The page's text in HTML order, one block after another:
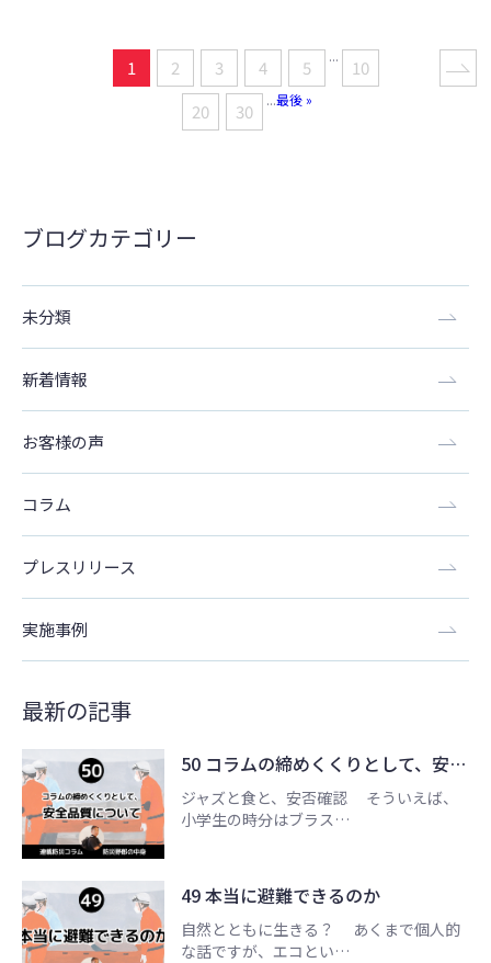
1 2 3 4 5
...
10
20
30
...最後 »
ブログカテゴリー
未分類
新着情報
お客様の声
コラム
プレスリリース
実施事例
最新の記事
50 コラムの締めくくりとして、安…
ジャズと食と、安否確認 そういえば、
小学生の時分はブラス…
49 本当に避難できるのか
自然とともに生きる？ あくまで個人的
な話ですが、エコとい…